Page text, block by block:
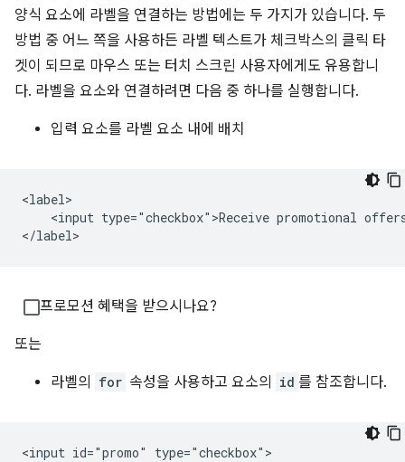
양식 요소에 라벨을 연결하는 방법에는 두 가지가 있습니다. 두
방법 중 어느 쪽을 사용하든 라벨 텍스트가 체크박스의 클릭 타
겟이 되므로 마우스 또는 터치 스크린 사용자에게도 유용합니
다. 라벨을 요소와 연결하려면 다음 중 하나를 실행합니다.
입력 요소를 라벨 요소 내에 배치
<label>
<input type="checkbox">Receive promotional
</label>
프로모션 혜택을 받으시나요?
또는
라벨의 for 속성을 사용하고 요소의 id 를 참조합니다.
<input id="promo" type="checkbox">